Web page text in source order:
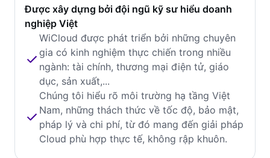
Được xây dựng bởi đội ngũ kỹ sư hiểu doanh
nghiệp Việt
WiCloud được phát triển bởi những chuyên
gia có kinh nghiệm thực chiến trong nhiều
ngành: tài chính, thương mại điện tử, giáo
dục, sản xuất,...
Chúng tôi hiểu rõ môi trường hạ tầng Việt
Nam, những thách thức về tốc độ, bảo mật,
pháp lý và chi phí, từ đó mang đến giải pháp
Cloud phù hợp thực tế, không rập khuôn.